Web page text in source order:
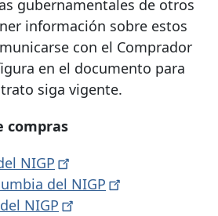
gubernamentales de otros
información sobre estos
con el Comprador
en el documento para
siga vigente.
compras
NIGP
del NIGP
NIGP